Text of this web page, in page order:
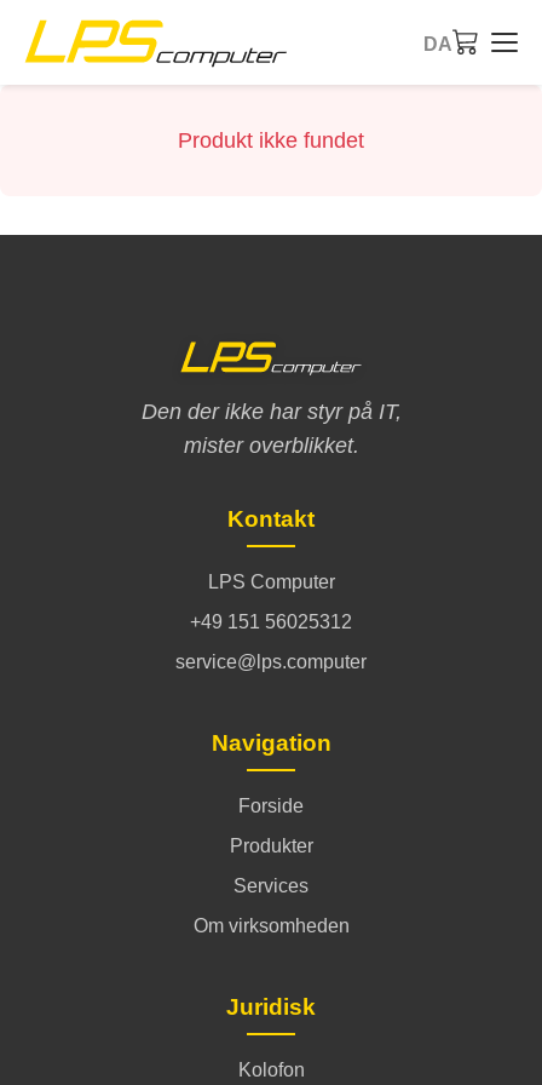
DA
Produkt ikke fundet
Den der ikke har styr på IT,
mister overblikket.
Kontakt
LPS Computer
+49 151 56025312
service@lps.computer
Navigation
Forside
Produkter
Services
Om virksomheden
Juridisk
Kolofon